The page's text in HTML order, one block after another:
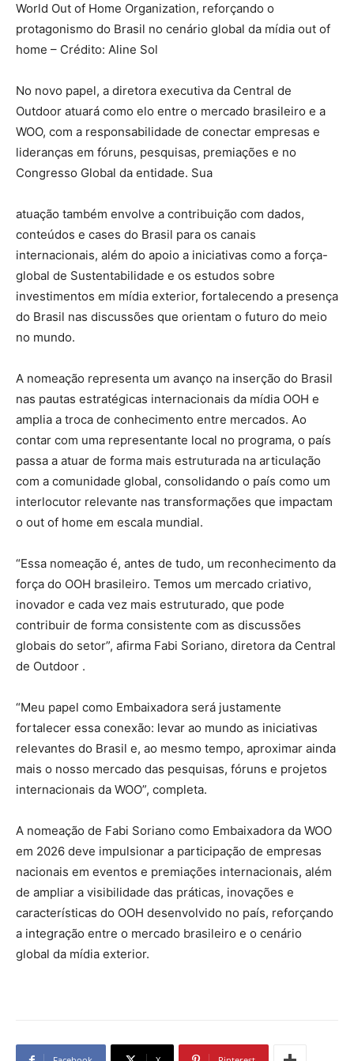
World Out of Home Organization, reforçando o
protagonismo do Brasil no cenário global da mídia out of
home – Crédito: Aline Sol
No novo papel, a diretora executiva da Central de
Outdoor atuará como elo entre o mercado brasileiro e a
WOO, com a responsabilidade de conectar empresas e
lideranças em fóruns, pesquisas, premiações e no
Congresso Global da entidade. Sua
atuação também envolve a contribuição com dados,
conteúdos e cases do Brasil para os canais
internacionais, além do apoio a iniciativas como a força-
global de Sustentabilidade e os estudos sobre
investimentos em mídia exterior, fortalecendo a presença
do Brasil nas discussões que orientam o futuro do meio
no mundo.
A nomeação representa um avanço na inserção do Brasil
nas pautas estratégicas internacionais da mídia OOH e
amplia a troca de conhecimento entre mercados. Ao
contar com uma representante local no programa, o país
passa a atuar de forma mais estruturada na articulação
com a comunidade global, consolidando o país como um
interlocutor relevante nas transformações que impactam
o out of home em escala mundial.
“Essa nomeação é, antes de tudo, um reconhecimento da
força do OOH brasileiro. Temos um mercado criativo,
inovador e cada vez mais estruturado, que pode
contribuir de forma consistente com as discussões
globais do setor”, afirma Fabi Soriano, diretora da Central
de Outdoor .
“Meu papel como Embaixadora será justamente
fortalecer essa conexão: levar ao mundo as iniciativas
relevantes do Brasil e, ao mesmo tempo, aproximar ainda
mais o nosso mercado das pesquisas, fóruns e projetos
internacionais da WOO”, completa.
A nomeação de Fabi Soriano como Embaixadora da WOO
em 2026 deve impulsionar a participação de empresas
nacionais em eventos e premiações internacionais, além
de ampliar a visibilidade das práticas, inovações e
características do OOH desenvolvido no país, reforçando
a integração entre o mercado brasileiro e o cenário
global da mídia exterior.